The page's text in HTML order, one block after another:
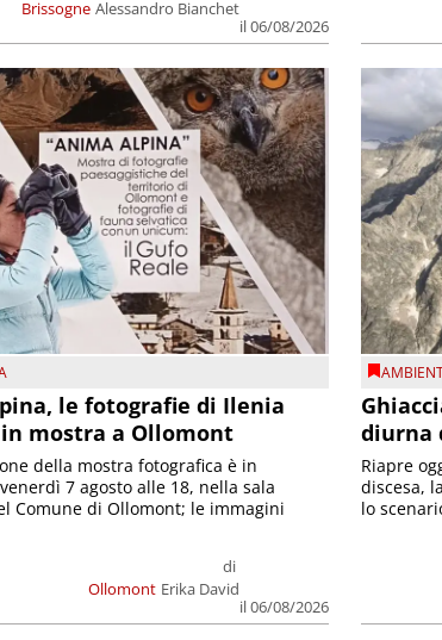
Brissogne Alessandro Bianchet
il 06/08/2026
le fotografie di Ilenia
mostra a Ollomont
Ollomont
di
Erika David
il 06/08/2026
della mostra fotografica è in
7 agosto alle 18, nella sala
Comune di Ollomont; le immagini
diurna
Riapre
discesa,
lo